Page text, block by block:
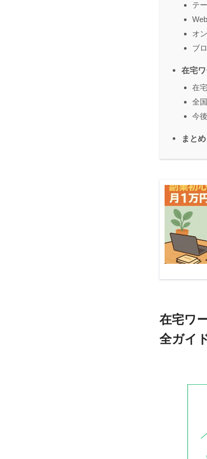
テ
オ
ブ
在宅
在
全
今
まと
在宅ワ
全ガイ